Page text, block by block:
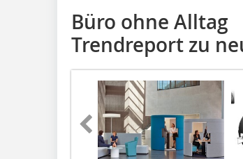
Büro ohne Alltag
Trendreport zu